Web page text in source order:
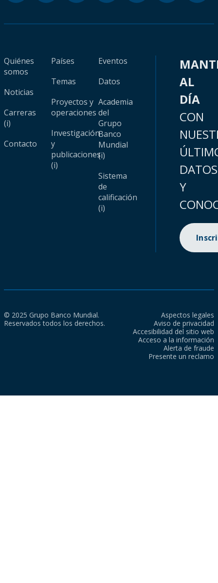
Quiénes
somos
Noticias
Carreras
(i)
Contacto
Países
Temas
Proyectos y
operaciones
Investigación
y
publicaciones
(i)
Eventos
Datos
Academia
del
Grupo
Banco
Mundial
(i)
Sistema
de
calificación
(i)
AL
DÍA
CON
DATOS
Y
© 2025 Grupo Banco Mundial.
Reservados todos los derechos.
Aspectos legales
Aviso de privacidad
Accesibilidad del sitio web
Acceso a la información
Alerta de fraude
Presente un reclamo